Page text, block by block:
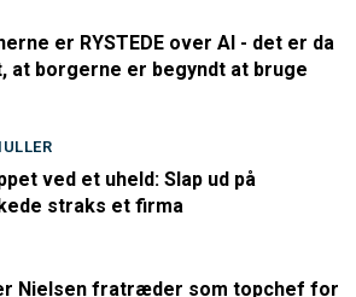
er RYSTEDE over AI - det er da
at borgerne er begyndt at bruge
ved et uheld: Slap ud på
straks et firma
Nielsen fratræder som topchef for